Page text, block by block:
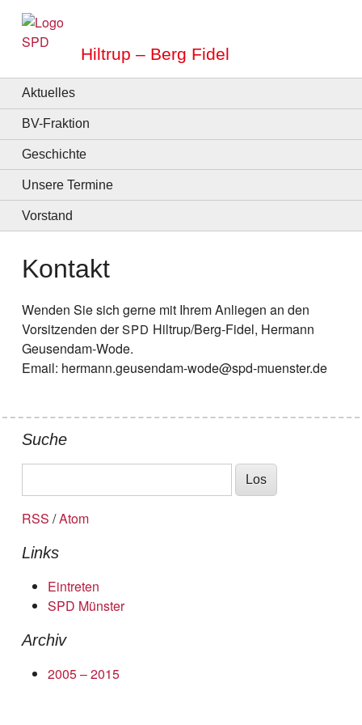
Hiltrup – Berg Fidel
Aktuelles
BV-Fraktion
Geschichte
Unsere Termine
Vorstand
Kontakt
Wenden Sie sich gerne mit Ihrem Anliegen an den
Vorsitzenden derSPD Hiltrup/Berg-Fidel, Hermann
Geusendam-Wode.
Email: hermann.geusendam-wode@spd-muenster.de
Suche
RSS /Atom
Links
Eintreten
SPD Münster
Archiv
2005 – 2015